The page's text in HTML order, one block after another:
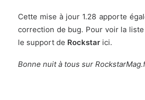
Cette mise à jour 1.28 apporte
correction de bug. Pour voir la
le support de Rockstar ici.
Bonne nuit à tous sur